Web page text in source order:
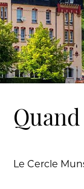
Le Cercle